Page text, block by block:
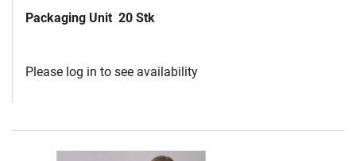
Packaging Unit 20 Stk
Please log in to see availability